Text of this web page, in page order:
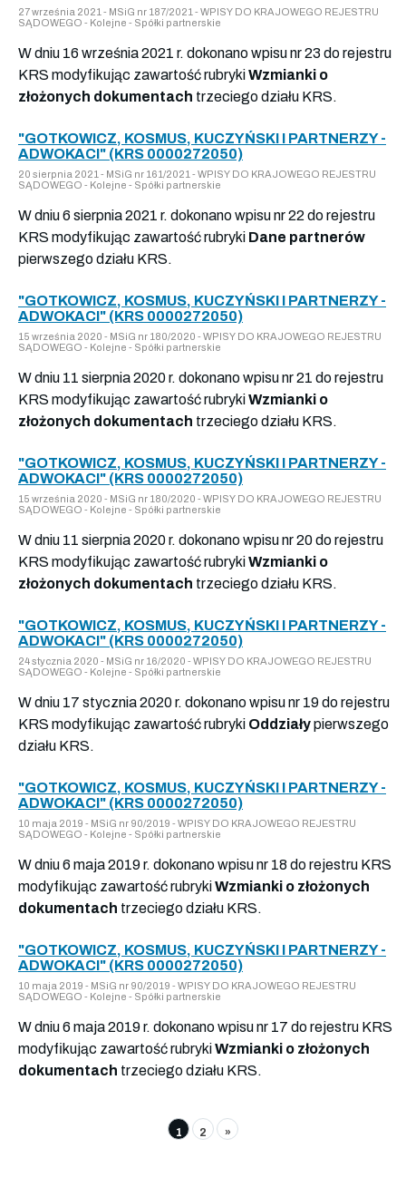
27 września 2021 - MSiG nr 187/2021 - WPISY DO KRAJOWEGO REJESTRU
SĄDOWEGO - Kolejne - Spółki partnerskie
W dniu 16 września 2021 r. dokonano wpisu nr 23 do rejestru
KRS modyfikując zawartość rubrykiWzmianki o
złożonych dokumentach trzeciego działu KRS.
"GOTKOWICZ, KOSMUS, KUCZYŃSKI I PARTNERZY -
ADWOKACI" (KRS 0000272050)
20 sierpnia 2021 - MSiG nr 161/2021 - WPISY DO KRAJOWEGO REJESTRU
SĄDOWEGO - Kolejne - Spółki partnerskie
W dniu 6 sierpnia 2021 r. dokonano wpisu nr 22 do rejestru
KRS modyfikując zawartość rubryki Dane partnerów
pierwszego działu KRS.
"GOTKOWICZ, KOSMUS, KUCZYŃSKI I PARTNERZY -
ADWOKACI" (KRS 0000272050)
15 września 2020 - MSiG nr 180/2020 - WPISY DO KRAJOWEGO REJESTRU
SĄDOWEGO - Kolejne - Spółki partnerskie
W dniu 11 sierpnia 2020 r. dokonano wpisu nr 21 do rejestru
KRS modyfikując zawartość rubrykiWzmianki o
złożonych dokumentach trzeciego działu KRS.
"GOTKOWICZ, KOSMUS, KUCZYŃSKI I PARTNERZY -
ADWOKACI" (KRS 0000272050)
15 września 2020 - MSiG nr 180/2020 - WPISY DO KRAJOWEGO REJESTRU
SĄDOWEGO - Kolejne - Spółki partnerskie
W dniu 11 sierpnia 2020 r. dokonano wpisu nr 20 do rejestru
KRS modyfikując zawartość rubrykiWzmianki o
złożonych dokumentach trzeciego działu KRS.
"GOTKOWICZ, KOSMUS, KUCZYŃSKI I PARTNERZY -
ADWOKACI" (KRS 0000272050)
24 stycznia 2020 - MSiG nr 16/2020 - WPISY DO KRAJOWEGO REJESTRU
SĄDOWEGO - Kolejne - Spółki partnerskie
W dniu 17 stycznia 2020 r. dokonano wpisu nr 19 do rejestru
KRS modyfikując zawartość rubryki Oddziałypierwszego
działu KRS.
"GOTKOWICZ, KOSMUS, KUCZYŃSKI I PARTNERZY -
ADWOKACI" (KRS 0000272050)
10 maja 2019 - MSiG nr 90/2019 - WPISY DO KRAJOWEGO REJESTRU
SĄDOWEGO - Kolejne - Spółki partnerskie
W dniu 6 maja 2019 r. dokonano wpisu nr 18 do rejestru KRS
modyfikując zawartość rubrykiWzmianki o złożonych
dokumentach trzeciego działu KRS.
"GOTKOWICZ, KOSMUS, KUCZYŃSKI I PARTNERZY -
ADWOKACI" (KRS 0000272050)
10 maja 2019 - MSiG nr 90/2019 - WPISY DO KRAJOWEGO REJESTRU
SĄDOWEGO - Kolejne - Spółki partnerskie
W dniu 6 maja 2019 r. dokonano wpisu nr 17 do rejestru KRS
modyfikując zawartość rubrykiWzmianki o złożonych
dokumentach trzeciego działu KRS.
1 2 »